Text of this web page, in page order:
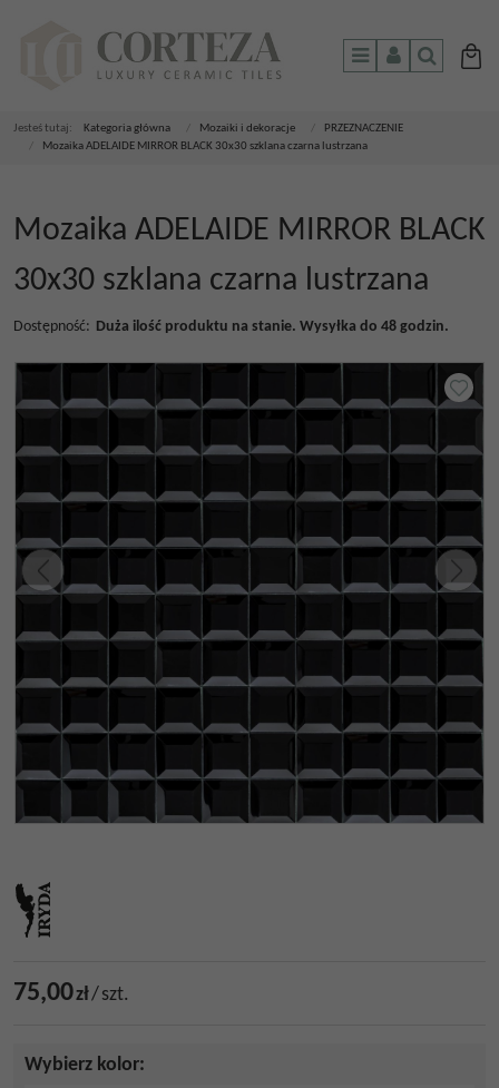
MenuPanelSzukaj
Jesteś tutaj: Kategoria główna Mozaiki i dekoracje
PRZEZNACZENIE
Mozaika ADELAIDE MIRROR BLACK 30x30 szklana czarna lustrzana
Mozaika ADELAIDE MIRROR BLACK
30x30 szklana czarna lustrzana
Dostępność: Duża ilość produktu na stanie. Wysyłka do 48 godzin.
75,00zł/szt.
Wybierz kolor: